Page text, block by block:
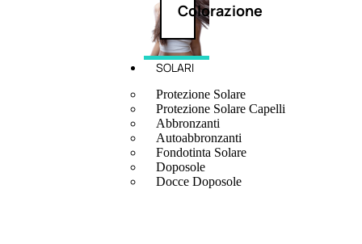
Colorazione
SOLARI
Protezione Solare
Protezione Solare Capelli
Abbronzanti
Autoabbronzanti
Fondotinta Solare
Doposole
Docce Doposole